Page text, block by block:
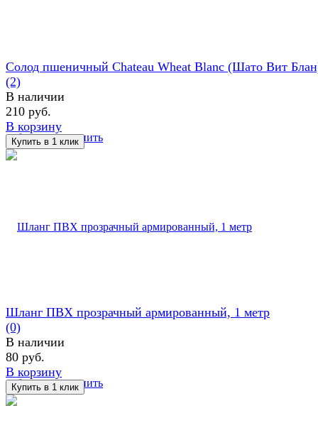
избранное сравнить
Солод пшеничный Chateau Wheat Blanc (Шато Вит
(2)
В наличии
210 руб.
В корзину
избранное сравнить
Шланг ПВХ прозрачный армированный, 1 метр
(0)
В наличии
80 руб.
В корзину